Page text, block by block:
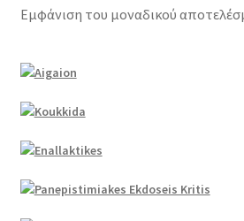
Εμφάνιση του μοναδικού